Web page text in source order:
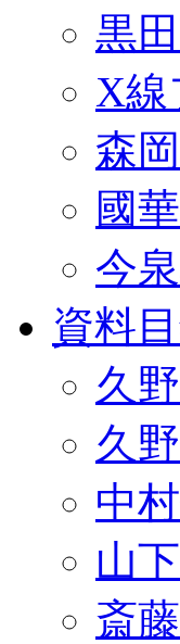
黒
X線
森
國
今
資料
久
久
中
山
斎